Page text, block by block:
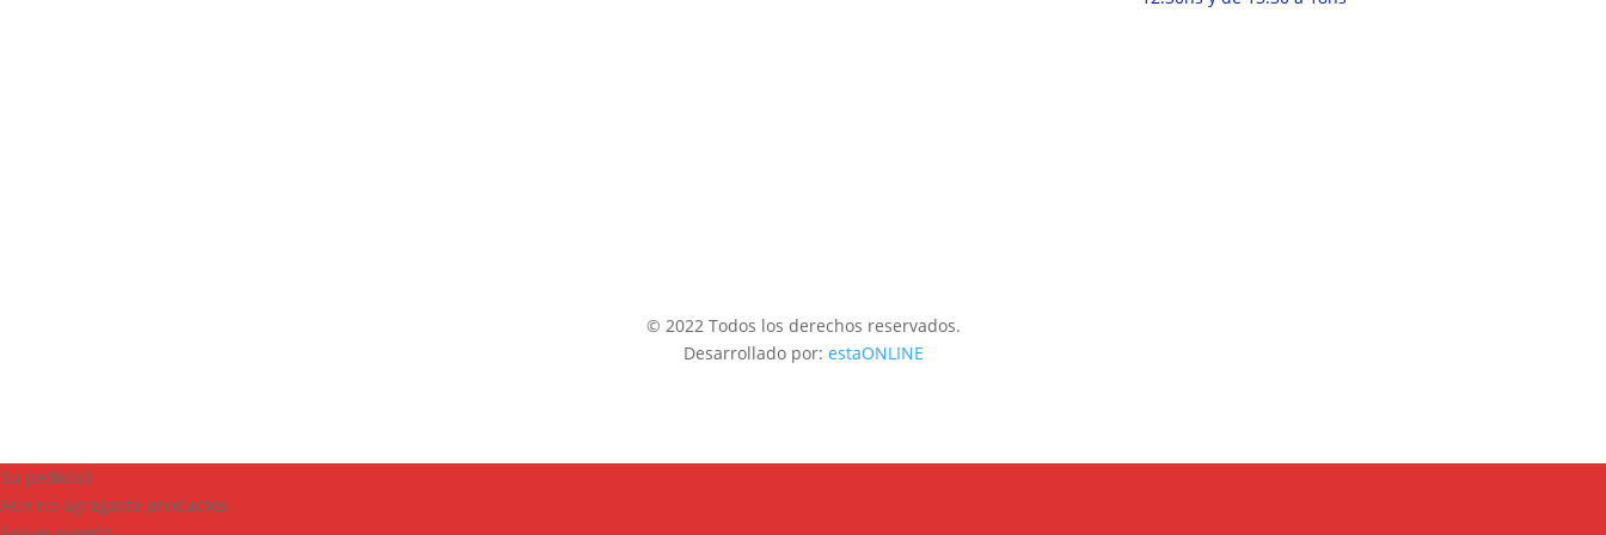
© 2022 Todos los derechos reservados.
Desarrollado por: estaONLINE
Su pedido0
Aún no agregaste productos.